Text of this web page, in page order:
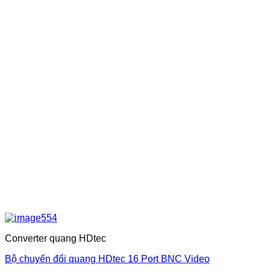
Converter quang HDtec
Bộ chuyển đổi quang HDtec 16 Port BNC Video